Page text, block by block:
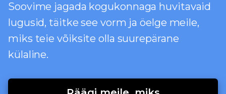
Soovime jagada kogukonnaga huvitavaid
lugusid, täitke see vorm ja öelge meile,
miks teie võiksite olla suurepärane
külaline.